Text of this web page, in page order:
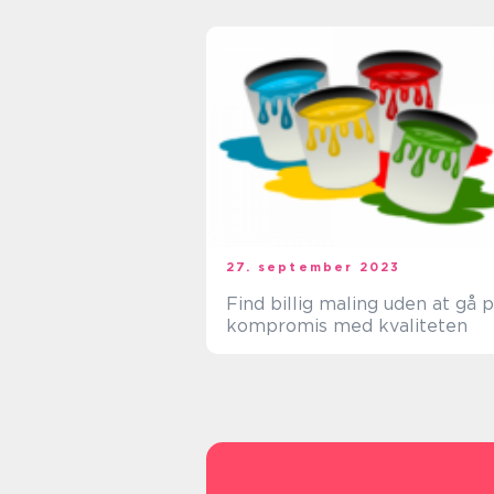
27. september 2023
Find billig maling uden at gå
kompromis med kvaliteten